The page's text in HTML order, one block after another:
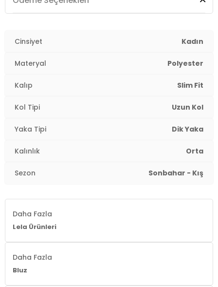
Cinsiyet Kadın
Materyal Polyester
Kalıp Slim Fit
Kol Tipi Uzun Kol
Yaka Tipi Dik Yaka
Kalınlık Orta
Sezon Sonbahar - Kış
Daha Fazla
Lela Ürünleri
Daha Fazla
Bluz